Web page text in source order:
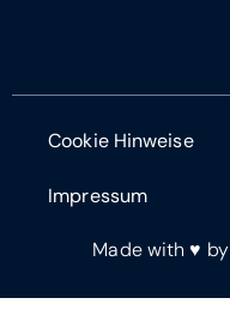
Cookie Hinweise
Impressum
Made with ♥ by